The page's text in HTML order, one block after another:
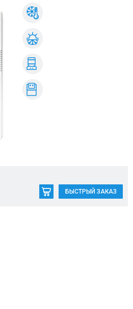
Оптовикам
Компания
Статьи
Помощь
БЫСТРЫЙ ЗАКАЗ